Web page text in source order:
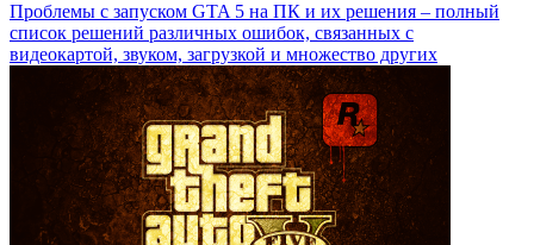
Проблемы с запуском GTA 5 на ПК и их решения – полный
список решений различных ошибок, связанных с
видеокартой, звуком, загрузкой и множество других